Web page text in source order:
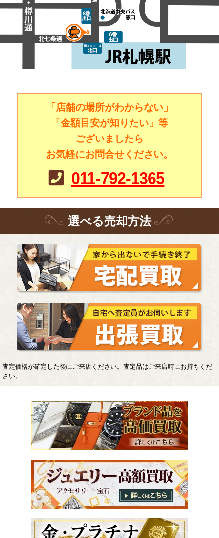
「店舗の場所がわからない」
「金額目安が知りたい」等
ございましたら
お気軽にお問合せください。
011-792-1365
選べる売却方法
査定価格が確定した後にご来店ください。査定品はご来店時にお持ちくだ
さい。